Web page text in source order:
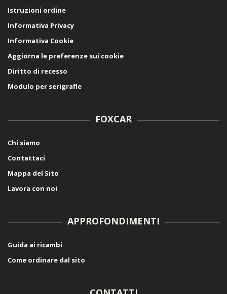
Istruzioni ordine
Informativa Privacy
Informativa Cookie
Aggiorna le preferenze sui cookie
Diritto di recesso
Modulo per serigrafie
FOXCAR
Chi siamo
Contattaci
Mappa del Sito
Lavora con noi
APPROFONDIMENTI
Guida ai ricambi
Come ordinare dal sito